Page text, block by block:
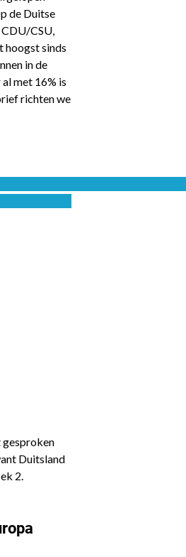
de Duitse
CSU,
hoogst sinds
in de
met 16% is
richten we
gesproken
Duitsland
2.